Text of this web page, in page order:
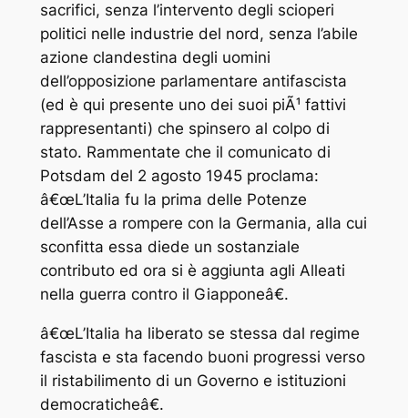
sacrifici, senza l’intervento degli scioperi
politici nelle industrie del nord, senza l’abile
azione clandestina degli uomini
dell’opposizione parlamentare antifascista
(ed è qui presente uno dei suoi piÃ¹ fattivi
rappresentanti) che spinsero al colpo di
stato. Rammentate che il comunicato di
Potsdam del 2 agosto 1945 proclama:
â€œL’Italia fu la prima delle Potenze
dell’Asse a rompere con la Germania, alla cui
sconfitta essa diede un sostanziale
contributo ed ora si è aggiunta agli Alleati
nella guerra contro il Giapponeâ€.
â€œL’Italia ha liberato se stessa dal regime
fascista e sta facendo buoni progressi verso
il ristabilimento di un Governo e istituzioni
democraticheâ€.